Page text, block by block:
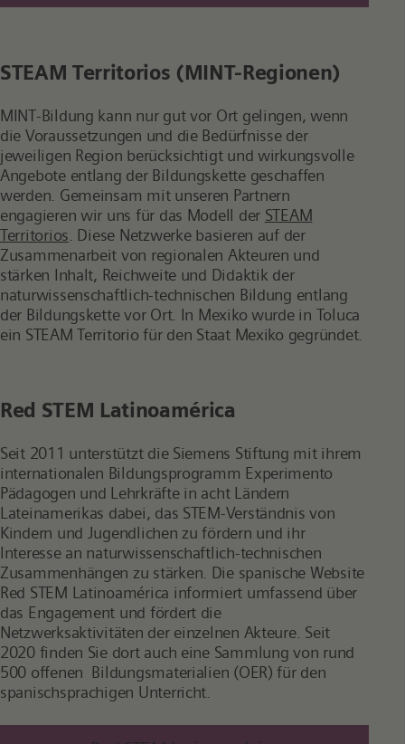
STEAM Territorios (MINT-Regionen)
MINT-Bildung kann nur gut vor Ort gelingen, wenn
die Voraussetzungen und die Bedürfnisse der
jeweiligen Region berücksichtigt und wirkungsvolle
Angebote entlang der Bildungskette geschaffen
werden. Gemeinsam mit unseren Partnern
engagieren wir uns für das Modell der STEAM
Territorios. Diese Netzwerke basieren auf der
Zusammenarbeit von regionalen Akteuren und
stärken Inhalt, Reichweite und Didaktik der
naturwissenschaftlich-technischen Bildung entlang
der Bildungskette vor Ort. In Mexiko wurde in Toluca
ein STEAM Territorio für den Staat Mexiko gegründet.
Red STEM Latinoamérica
Seit 2011 unterstützt die Siemens Stiftung mit ihrem
internationalen Bildungsprogramm Experimento
Pädagogen und Lehrkräfte in acht Ländern
Lateinamerikas dabei, das STEM-Verständnis von
Kindern und Jugendlichen zu fördern und ihr
Interesse an naturwissenschaftlich-technischen
Zusammenhängen zu stärken. Die spanische Website
Red STEM Latinoamérica informiert umfassend über
das Engagement und fördert die
Netzwerksaktivitäten der einzelnen Akteure. Seit
2020 finden Sie dort auch eine Sammlung von rund
500 offenen Bildungsmaterialien (OER) für den
spanischsprachigen Unterricht.